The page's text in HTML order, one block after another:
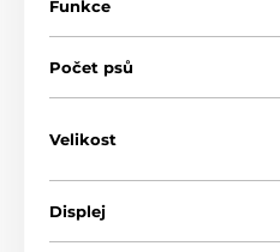
Funkce
Počet psů
Velikost
Displej